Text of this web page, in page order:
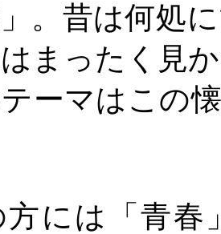
」。昔は何処
まったく見
ーマはこの
方には「青